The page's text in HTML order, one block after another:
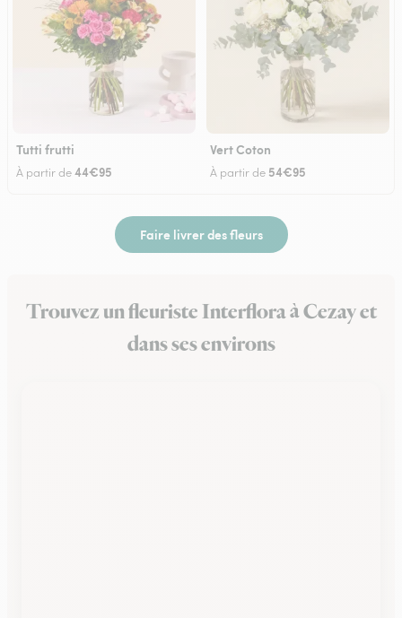
Tutti frutti
À partir de44€95
Vert Coton
À partir de 54€95
Faire livrer des fleurs
Trouvez un fleuriste Interflora à Cezay et
dans ses environs